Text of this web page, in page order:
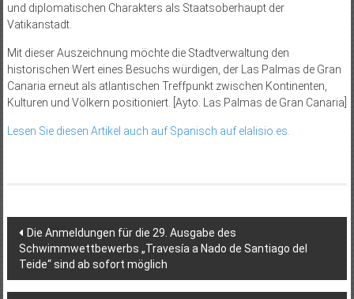
und diplomatischen Charakters als Staatsoberhaupt der
Vatikanstadt.
Mit dieser Auszeichnung möchte die Stadtverwaltung den
historischen Wert eines Besuchs würdigen, der Las Palmas de Gran
Canaria erneut als atlantischen Treffpunkt zwischen Kontinenten,
Kulturen und Völkern positioniert. [Ayto. Las Palmas de Gran Canaria]
Lesen Sie diesen Artikel auch auf Spanisch auf elalisio.es.
Beitragsnavigation
Die Anmeldungen für die 29. Ausgabe des
Schwimmwettbewerbs „Travesía a Nado de Santiago del
Teide“ sind ab sofort möglich